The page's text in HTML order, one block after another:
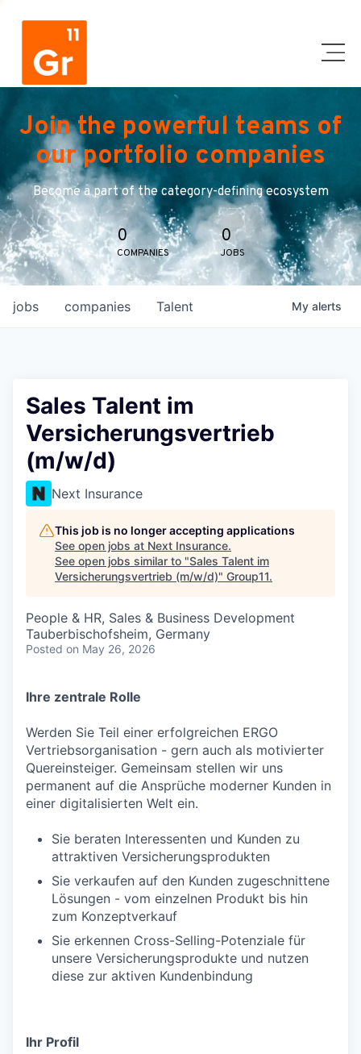
Join the powerful teams of
our portfolio companies
Become a part of the category-defining ecosystem
0
COMPANIES
0
JOBS
jobs companies Talent My alerts
Sales Talent im
Versicherungsvertrieb
(m/w/d)
Next Insurance
This job is no longer accepting applications
See open jobs at Next Insurance.
See open jobs similar to "Sales Talent im
Versicherungsvertrieb (m/w/d)" Group11.
People & HR, Sales & Business Development
Tauberbischofsheim, Germany
Posted on May 26, 2026
Ihre zentrale Rolle
Werden Sie Teil einer erfolgreichen ERGO
Vertriebsorganisation - gern auch als motivierter
Quereinsteiger. Gemeinsam stellen wir uns
permanent auf die Ansprüche moderner Kunden in
einer digitalisierten Welt ein.
Sie beraten Interessenten und Kunden zu
attraktiven Versicherungsprodukten
Sie verkaufen auf den Kunden zugeschnittene
Lösungen - vom einzelnen Produkt bis hin
zum Konzeptverkauf
Sie erkennen Cross-Selling-Potenziale für
unsere Versicherungsprodukte und nutzen
diese zur aktiven Kundenbindung
Ihr Profil